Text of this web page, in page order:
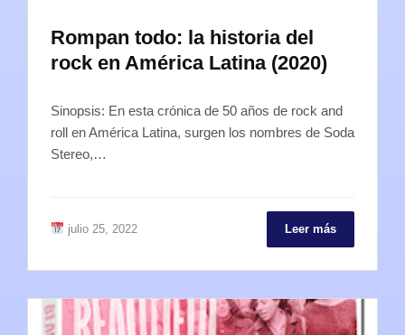
Rompan todo: la historia del
rock en América Latina (2020)
Sinopsis: En esta crónica de 50 años de rock and
roll en América Latina, surgen los nombres de Soda
Stereo,…
julio 25, 2022 Leer más